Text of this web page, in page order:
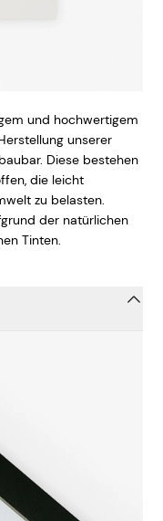
und hochwertigem
unserer
Diese bestehen
die leicht
zu belasten.
der natürlichen
Tinten.